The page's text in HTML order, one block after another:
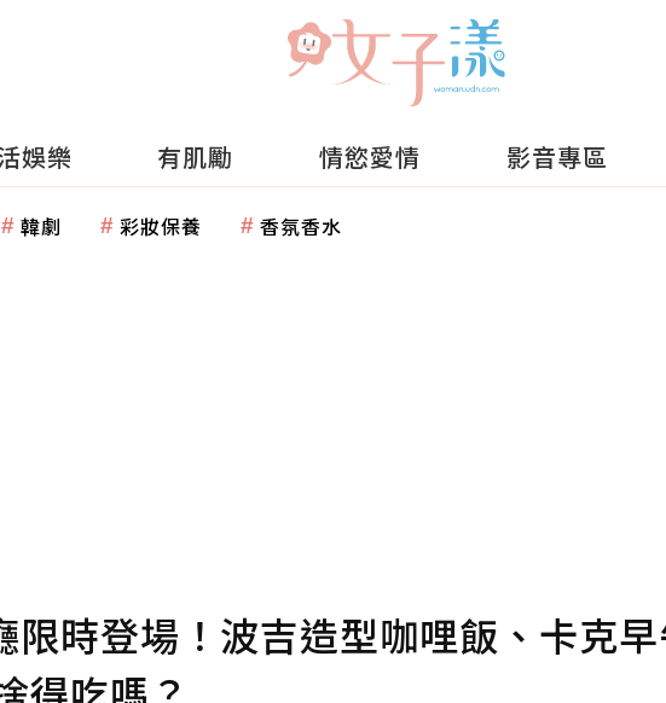
娛樂 有肌勵 情慾愛情 影音專區
韓劇 彩妝保養 香氛香水
限時登場！波吉造型咖哩飯、卡克